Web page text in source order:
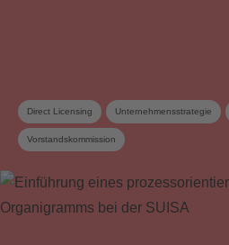
Direct Licensing Unternehmensstrategie
Vorstandskommission